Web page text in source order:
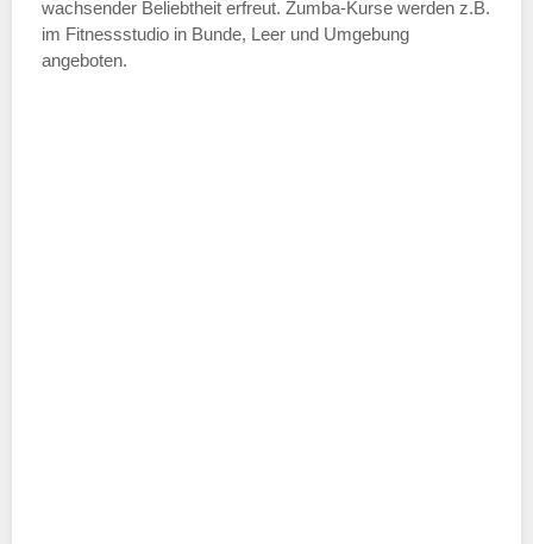
wachsender Beliebtheit erfreut. Zumba-Kurse werden z.B.
im Fitnessstudio in Bunde, Leer und Umgebung
angeboten.